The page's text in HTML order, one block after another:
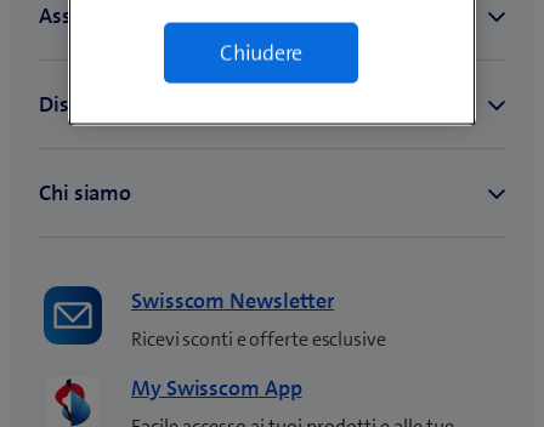
Swisscom Newsletter
Ricevi sconti e offerte esclusive
My Swisscom App
Chiudere